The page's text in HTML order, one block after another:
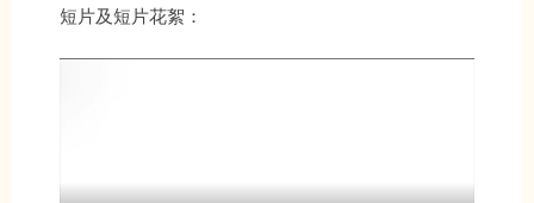
短片及短片花絮：